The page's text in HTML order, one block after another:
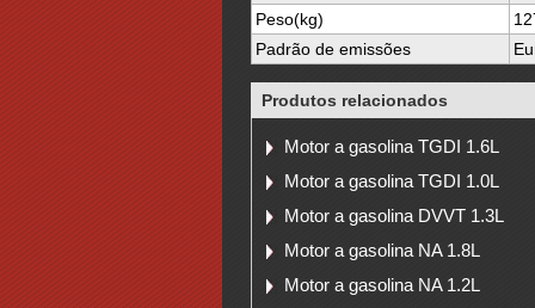
Peso(kg)
Padrão de emissões
Produtos relacionados
Motor a gasolina TGDI 1.6L
Motor a gasolina TGDI 1.0L
Motor a gasolina DVVT 1.3L
Motor a gasolina NA 1.8L
Motor a gasolina NA 1.2L